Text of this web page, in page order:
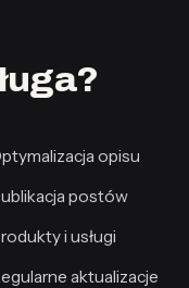
opisu
postów
i usługi
aktualizacje